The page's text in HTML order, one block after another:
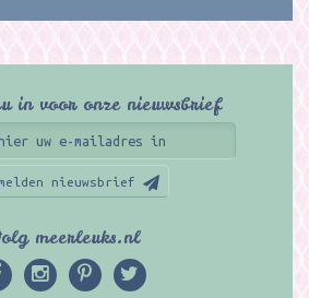
in voor onze nieuwsbrief
nieuwsbrief
meerleuks.nl